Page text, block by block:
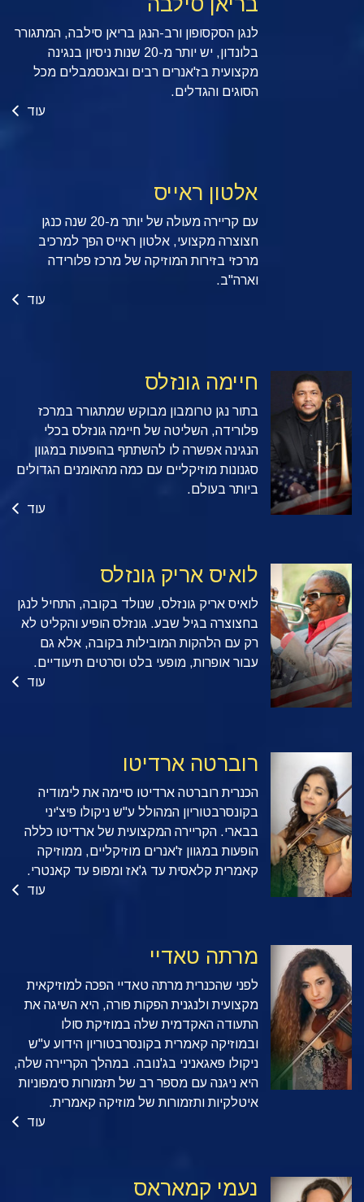
לנגן הסקסופון ורב-הנגן בריאן סילבה, המתגורר
בלונדון, יש יותר מ-20 שנות ניסיון בנגינה
מקצועית בז'אנרים רבים ובאנסמבלים מכל
הסוגים והגדלים.
עוד
אלטון ראייס
עם קריירה מעולה של יותר מ-20 שנה כנגן
חצוצרה מקצועי, אלטון ראייס הפך למרכיב
מרכזי בזירות המוזיקה של מרכז פלורידה
וארה"ב.
עוד
חיימה גונזלס
בתור נגן טרומבון מבוקש שמתגורר במרכז
פלורידה, השליטה של חיימה גונזלס בכלי
הנגינה אפשרה לו להשתתף בהופעות במגוון
סגנונות מוזיקליים עם כמה מהאומנים הגדולים
ביותר בעולם.
עוד
לואיס אריק גונזלס
לואיס אריק גונזלס, שנולד בקובה, התחיל לנגן
בחצוצרה בגיל שבע. גונזלס הופיע והקליט לא
רק עם הלהקות המובילות בקובה, אלא גם
עבור אופרות, מופעי בלט וסרטים תיעודיים.
עוד
רוברטה ארדיטו
הכנרית רוברטה ארדיטו סיימה את לימודיה
בקונסרבטוריון המהולל ע"ש ניקולו פיצ'יני
בבארי. הקריירה המקצועית של ארדיטו כללה
הופעות במגוון ז'אנרים מוזיקליים, ממוזיקה
קאמרית קלאסית עד ג'אז ומפופ עד קאנטרי.
עוד
מרתה טאדיי
לפני שהכנרית מרתה טאדיי הפכה למוזיקאית
מקצועית ולנגנית הפקות פורה, היא השיגה את
התעודה האקדמית שלה במוזיקת סולו
ובמוזיקה קאמרית בקונסרבטוריון הידוע ע"ש
ניקולו פאגאניני בג'נובה. במהלך הקריירה שלה,
היא ניגנה עם מספר רב של תזמורות סימפוניות
איטלקיות ותזמורות של מוזיקה קאמרית.
עוד
נעמי קמאראס